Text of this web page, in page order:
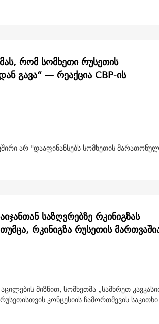
რომ სომხეთი რუსეთის
გავა“ — რეაქცია СВР-ის
არ "დააფინანსებს სომხეთის მარათონულ
საზღვრებზე რკინიგზას
დამოუკიდებლად აღადგენს, თუმცა, რკინიგზა რუსეთის
მიზნით, სომხეთმა „სამხრეთ
კონცესიის ჩამორთმევის საკითხი